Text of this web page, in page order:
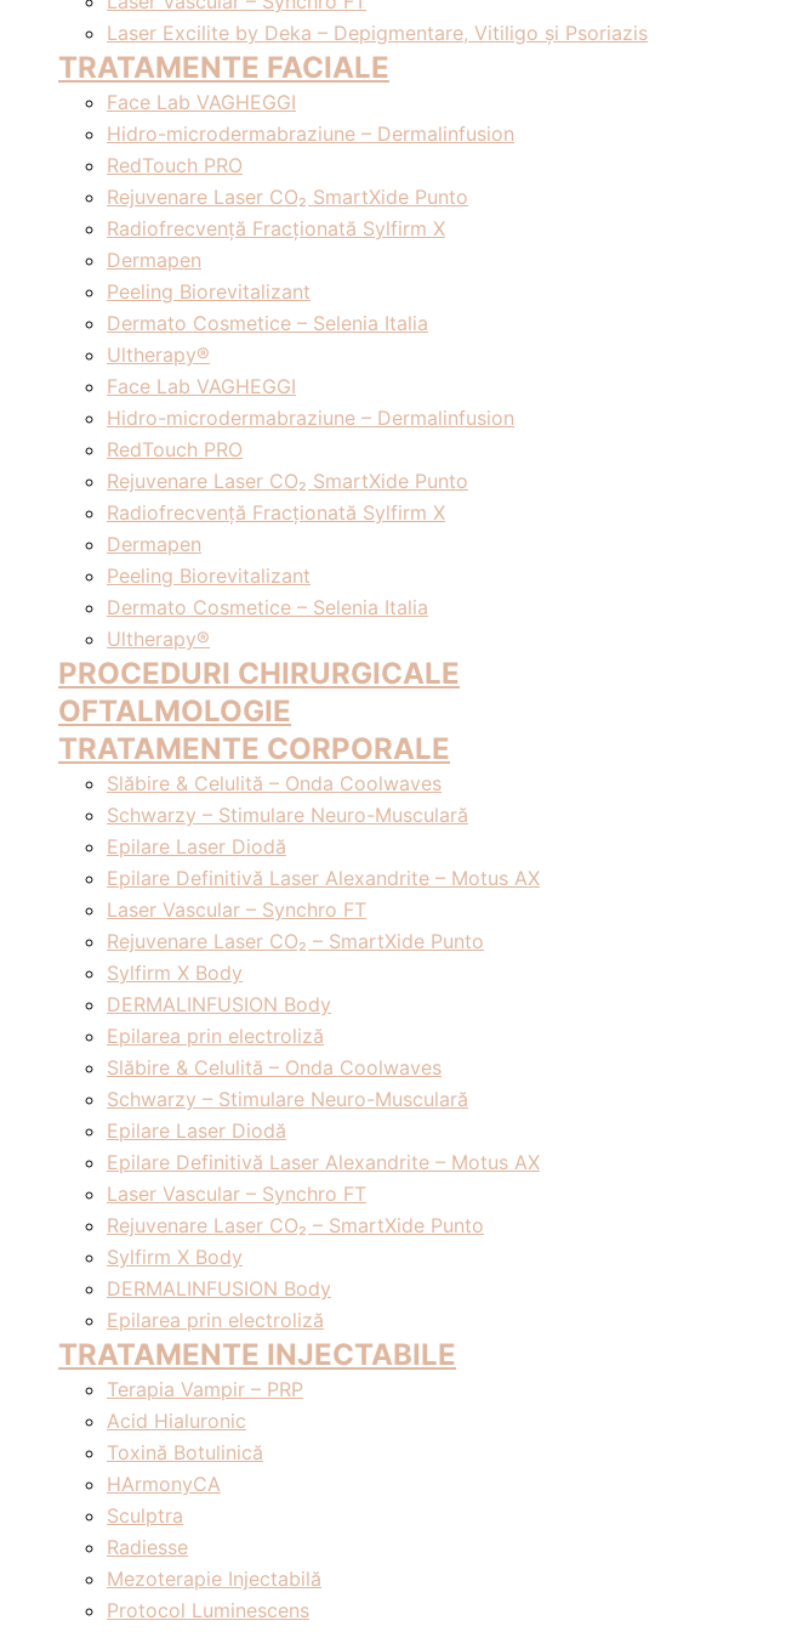
Laser Excilite by Deka – Depigmentare, Vitiligo și Psoriazis
TRATAMENTE FACIALE
Face Lab VAGHEGGI
Hidro-microdermabraziune – Dermalinfusion
RedTouch PRO
Rejuvenare Laser CO₂ SmartXide Punto
Radiofrecvență Fracționată Sylfirm X
Dermapen
Peeling Biorevitalizant
Dermato Cosmetice – Selenia Italia
Ultherapy®
Face Lab VAGHEGGI
Hidro-microdermabraziune – Dermalinfusion
RedTouch PRO
Rejuvenare Laser CO₂ SmartXide Punto
Radiofrecvență Fracționată Sylfirm X
Dermapen
Peeling Biorevitalizant
Dermato Cosmetice – Selenia Italia
Ultherapy®
PROCEDURI CHIRURGICALE
OFTALMOLOGIE
TRATAMENTE CORPORALE
Slăbire & Celulită – Onda Coolwaves
Schwarzy – Stimulare Neuro-Musculară
Epilare Laser Diodă
Epilare Definitivă Laser Alexandrite – Motus AX
Laser Vascular – Synchro FT
Rejuvenare Laser CO₂ – SmartXide Punto
Sylfirm X Body
DERMALINFUSION Body
Epilarea prin electroliză
Slăbire & Celulită – Onda Coolwaves
Schwarzy – Stimulare Neuro-Musculară
Epilare Laser Diodă
Epilare Definitivă Laser Alexandrite – Motus AX
Laser Vascular – Synchro FT
Rejuvenare Laser CO₂ – SmartXide Punto
Sylfirm X Body
DERMALINFUSION Body
Epilarea prin electroliză
TRATAMENTE INJECTABILE
Terapia Vampir – PRP
Acid Hialuronic
Toxină Botulinică
HArmonyCA
Sculptra
Radiesse
Mezoterapie Injectabilă
Protocol Luminescens